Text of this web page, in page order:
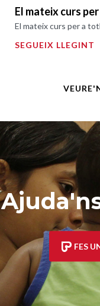
El mateix curs
El mateix curs per a
SEGUEIX LLEGINT
FES